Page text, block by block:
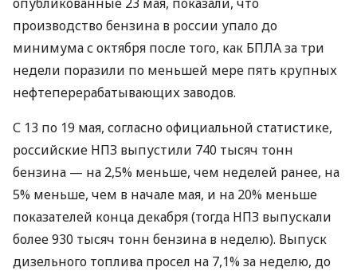
производство бензина в россии упало до
минимума с октября после того, как БПЛА за три
недели поразили по меньшей мере пять крупных
нефтеперерабатывающих заводов.
С 13 по 19 мая, согласно официальной статистике,
российские НПЗ выпустили 740 тысяч тонн
бензина — на 2,5% меньше, чем неделей ранее, на
5% меньше, чем в начале мая, и на 20% меньше
показателей конца декабря (тогда НПЗ выпускали
более 930 тысяч тонн бензина в неделю). Выпуск
дизельного топлива просел на 7,1% за неделю, до